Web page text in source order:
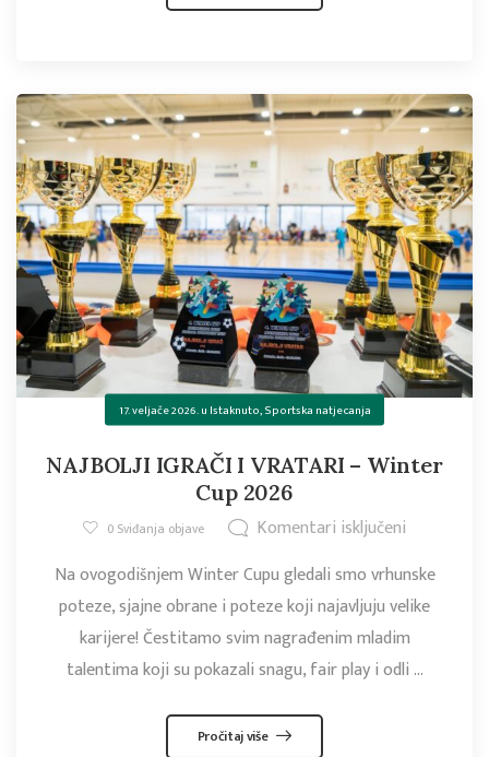
17. veljače 2026.u Istaknuto,Sportska natjecanja
NAJBOLJI IGRAČI I VRATARI – Winter
Cup 2026
0Sviđanja objave
Komentari isključeni
Na ovogodišnjem Winter Cupu gledali smo vrhunske
poteze, sjajne obrane i poteze koji najavljuju velike
karijere! Čestitamo svim nagrađenim mladim
talentima koji su pokazali snagu, fair play i odli ...
Pročitaj više